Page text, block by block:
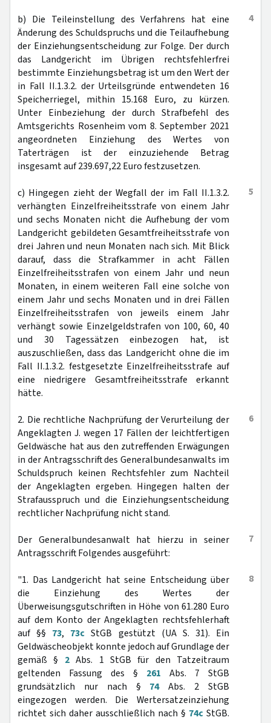
4
b) Die Teileinstellung des Verfahrens hat eine
Änderung des Schuldspruchs und die Teilaufhebung
der Einziehungsentscheidung zur Folge. Der durch
das Landgericht im Übrigen rechtsfehlerfrei
bestimmte Einziehungsbetrag ist um den Wert der
in Fall II.1.3.2. der Urteilsgründe entwendeten 16
Speicherriegel, mithin 15.168 Euro, zu kürzen.
Unter Einbeziehung der durch Strafbefehl des
Amtsgerichts Rosenheim vom 8. September 2021
angeordneten Einziehung des Wertes von
Taterträgen ist der einzuziehende Betrag
insgesamt auf 239.697,22 Euro festzusetzen.
5
c) Hingegen zieht der Wegfall der im Fall II.1.3.2.
verhängten Einzelfreiheitsstrafe von einem Jahr
und sechs Monaten nicht die Aufhebung der vom
Landgericht gebildeten Gesamtfreiheitsstrafe von
drei Jahren und neun Monaten nach sich. Mit Blick
darauf, dass die Strafkammer in acht Fällen
Einzelfreiheitsstrafen von einem Jahr und neun
Monaten, in einem weiteren Fall eine solche von
einem Jahr und sechs Monaten und in drei Fällen
Einzelfreiheitsstrafen von jeweils einem Jahr
verhängt sowie Einzelgeldstrafen von 100, 60, 40
und 30 Tagessätzen einbezogen hat, ist
auszuschließen, dass das Landgericht ohne die im
Fall II.1.3.2. festgesetzte Einzelfreiheitsstrafe auf
eine niedrigere Gesamtfreiheitsstrafe erkannt
hätte.
6
2. Die rechtliche Nachprüfung der Verurteilung der
Angeklagten J. wegen 17 Fällen der leichtfertigen
Geldwäsche hat aus den zutreffenden Erwägungen
in der Antragsschrift des Generalbundesanwalts im
Schuldspruch keinen Rechtsfehler zum Nachteil
der Angeklagten ergeben. Hingegen halten der
Strafausspruch und die Einziehungsentscheidung
rechtlicher Nachprüfung nicht stand.
7
Der Generalbundesanwalt hat hierzu in seiner
Antragsschrift Folgendes ausgeführt:
8
"1. Das Landgericht hat seine Entscheidung über
die Einziehung des Wertes der
Überweisungsgutschriften in Höhe von 61.280 Euro
auf dem Konto der Angeklagten rechtsfehlerhaft
auf §§ 73, 73c StGB gestützt (UA S. 31). Ein
Geldwäscheobjekt konnte jedoch auf Grundlage der
gemäß § 2Abs. 1 StGB für den Tatzeitraum
geltenden Fassung des § 261 Abs. 7 StGB
grundsätzlich nur nach § 74Abs. 2 StGB
eingezogen werden. Die Wertersatzeinziehung
richtet sich daher ausschließlich nach § 74c StGB.